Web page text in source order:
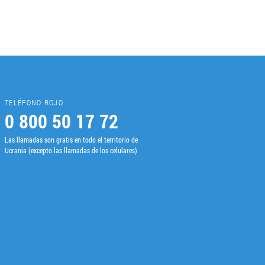
stick es una porción de té.
congelada del paquetico en
visitantes, haga el puré
de tales tés.
en verano y llenar el
de azúcar de él resultará un
TELÉFONO ROJO
0 800 50 17 72
Las llamadas son gratis en todo el territorio de
Ucrania (excepto las llamadas de los celulares)